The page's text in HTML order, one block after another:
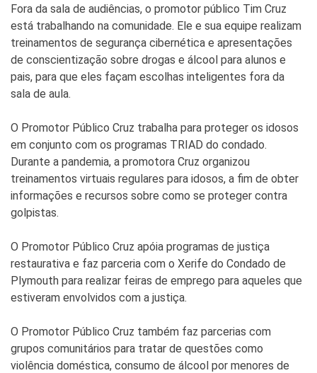
Fora da sala de audiências, o promotor público Tim Cruz
está trabalhando na comunidade. Ele e sua equipe realizam
treinamentos de segurança cibernética e apresentações
de conscientização sobre drogas e álcool para alunos e
pais, para que eles façam escolhas inteligentes fora da
sala de aula.
O Promotor Público Cruz trabalha para proteger os idosos
em conjunto com os programas TRIAD do condado.
Durante a pandemia, a promotora Cruz organizou
treinamentos virtuais regulares para idosos, a fim de obter
informações e recursos sobre como se proteger contra
golpistas.
O Promotor Público Cruz apóia programas de justiça
restaurativa e faz parceria com o Xerife do Condado de
Plymouth para realizar feiras de emprego para aqueles que
estiveram envolvidos com a justiça.
O Promotor Público Cruz também faz parcerias com
grupos comunitários para tratar de questões como
violência doméstica, consumo de álcool por menores de